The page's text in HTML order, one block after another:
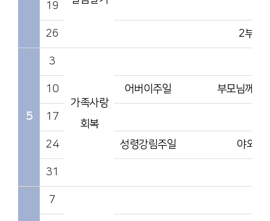
19
26 2부행
5
3
가족사랑
회복
10 어버이주일 부모님께 감
17
24 성령강림주일 야외예
31
7